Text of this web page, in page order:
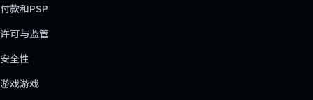
付款和PSP
许可与监管
安全性
游戏游戏